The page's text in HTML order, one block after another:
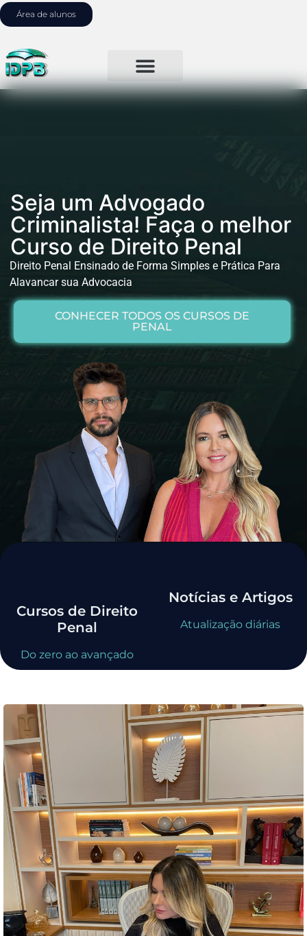
Área de alunos
Seja um Advogado
Criminalista! Faça o melhor
Curso de Direito Penal
Direito Penal Ensinado de Forma Simples e Prática Para
Alavancar sua Advocacia
CONHECER TODOS OS CURSOS DE
PENAL
Cursos de Direito
Penal
Do zero ao avançado
Notícias e Artigos
Atualização diárias